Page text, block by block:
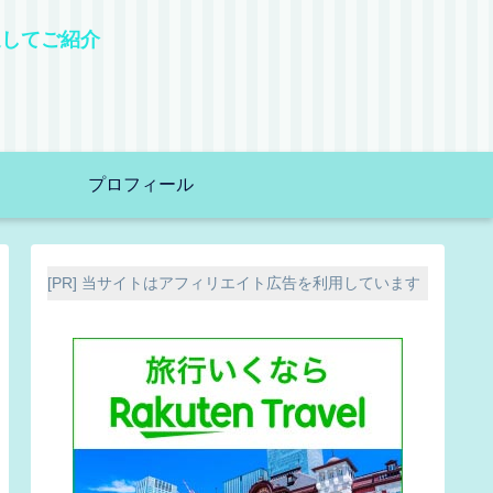
てご紹介
プロフィール
[PR] 当サイトはアフィリエイト広告を利用しています